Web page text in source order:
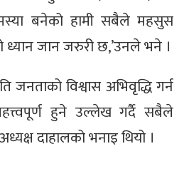
बनेको हामी सबैले महसुस
जान जरुरी छ,’उनले भने ।
जनताको विश्वास अभिवृद्धि गर्न
हुने उल्लेख गर्दै सबैले
दाहालको भनाइ थियो ।